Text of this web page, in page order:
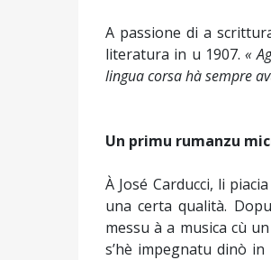
A passione di a
literatura in u 1907.«
lingua corsa hà sempre
Un primu rumanzu
À José Carducci, li
una certa qualità.
messu à a musica cù
s’hè impegnatu dinò